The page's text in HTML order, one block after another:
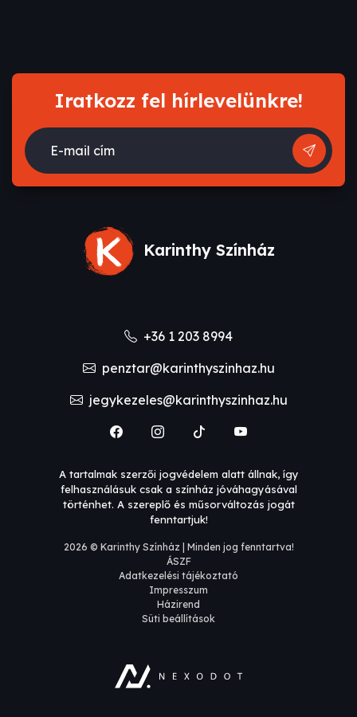
Iratkozz fel hírlevelünkre!
E-mail cím
Karinthy Színház
+36 1 203 8994
penztar@karinthyszinhaz.hu
jegykezeles@karinthyszinhaz.hu
A tartalmak szerzői jogvédelem alatt állnak, így
felhasználásuk csak a színház jóváhagyásával
történhet. A szereplő és műsorváltozás jogát
fenntartjuk!
2026 © Karinthy Színház | Minden jog fenntartva!
ÁSZF
Adatkezelési tájékoztató
Impresszum
Házirend
Süti beállítások